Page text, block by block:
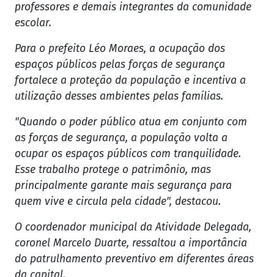
professores e demais integrantes da comunidade
escolar.
Para o prefeito Léo Moraes, a ocupação dos
espaços públicos pelas forças de segurança
fortalece a proteção da população e incentiva a
utilização desses ambientes pelas famílias.
"Quando o poder público atua em conjunto com
as forças de segurança, a população volta a
ocupar os espaços públicos com tranquilidade.
Esse trabalho protege o patrimônio, mas
principalmente garante mais segurança para
quem vive e circula pela cidade", destacou.
O coordenador municipal da Atividade Delegada,
coronel Marcelo Duarte, ressaltou a importância
do patrulhamento preventivo em diferentes áreas